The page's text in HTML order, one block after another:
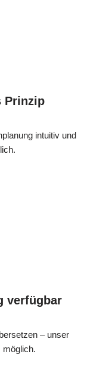
Prinzip
intuitiv und
verfügbar
– unser
möglich.